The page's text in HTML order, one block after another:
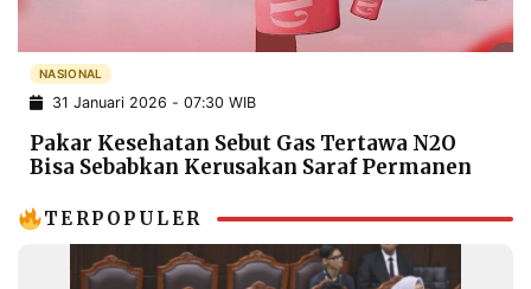
INFORMASI
IKLAN
PENGADUAN
OF
SERVICE
IKUTI
KAMI
NASIONAL
31 Januari 2026 - 07:30 WIB
Pakar Kesehatan Sebut Gas Tertawa N2O
Bisa Sebabkan Kerusakan Saraf Permanen
TERPOPULER